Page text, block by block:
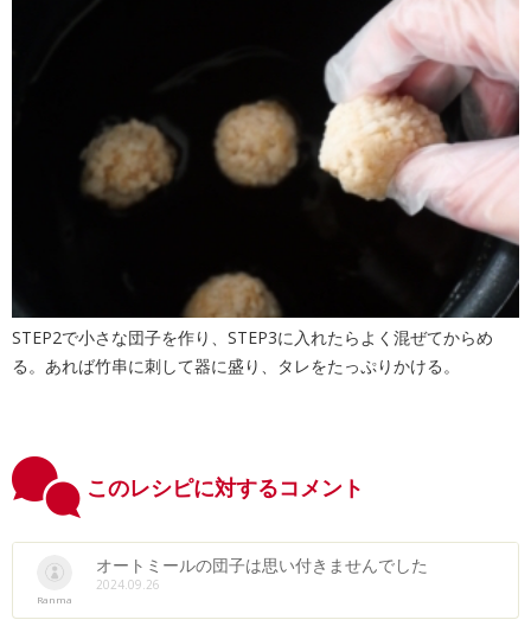
STEP2で小さな団子を作り、STEP3に入れたらよく混ぜてからめ
る。あれば竹串に刺して器に盛り、タレをたっぷりかける。
このレシピに対するコメント
Ranma
オートミールの団子は思い付きませんでした
2024.09.26